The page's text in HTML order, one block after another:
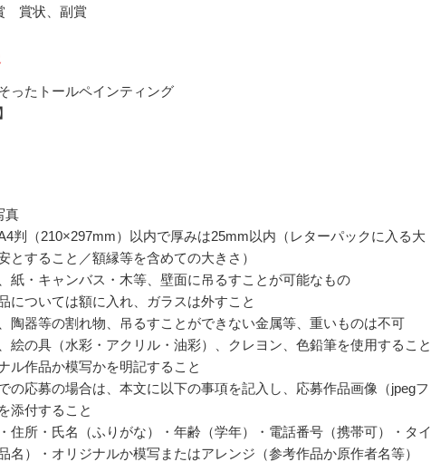
賞状、副賞
ったトールペインティング
真
判（210×297mm）以内で厚みは25mm以内（レターパックに入る大
とすること／額縁等を含めての大きさ）
紙・キャンバス・木等、壁面に吊るすことが可能なもの
については額に入れ、ガラスは外すこと
陶器等の割れ物、吊るすことができない金属等、重いものは不可
絵の具（水彩・アクリル・油彩）、クレヨン、色鉛筆を使用すること
ル作品か模写かを明記すること
の応募の場合は、本文に以下の事項を記入し、応募作品画像（jpegフ
添付すること
住所・氏名（ふりがな）・年齢（学年）・電話番号（携帯可）・タイ
名）・オリジナルか模写またはアレンジ（参考作品か原作者名等）